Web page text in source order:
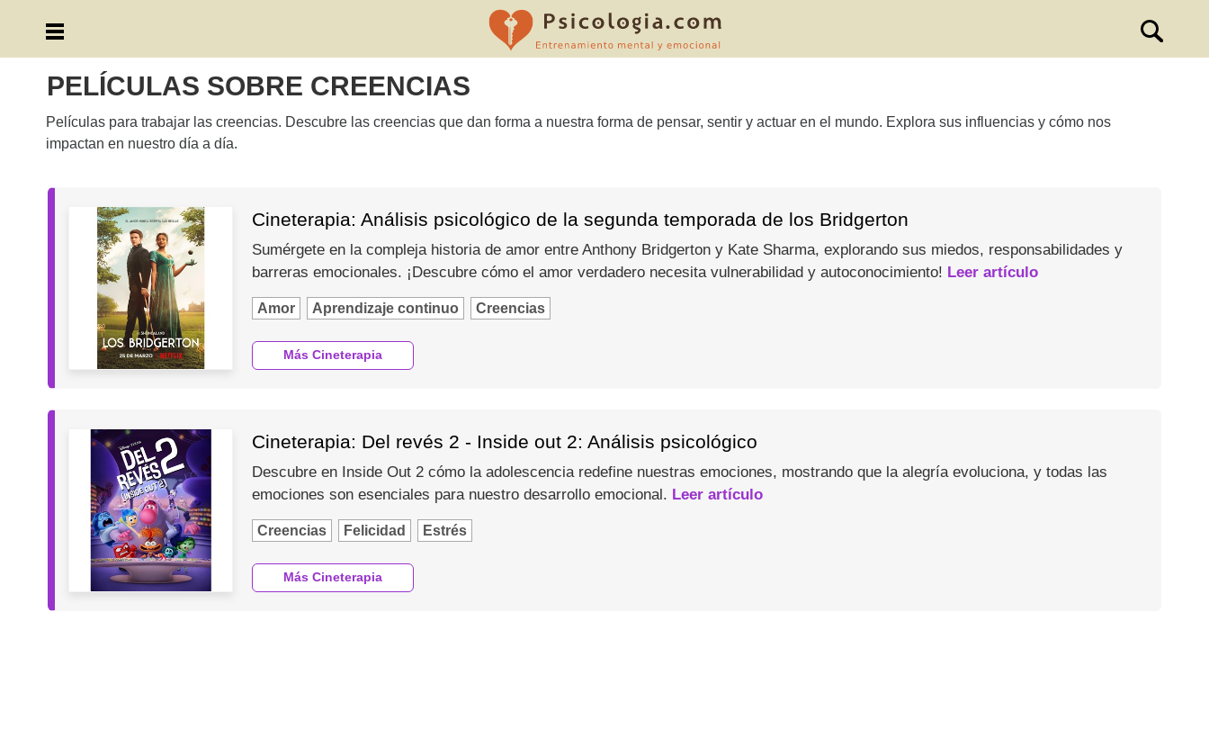
PELÍCULAS SOBRE CREENCIAS
Películas para trabajar las creencias. Descubre las creencias que dan forma a nuestra forma de pensar, sentir y actuar en el mundo. Explora sus influencias y cómo nos
impactan en nuestro día a día.
Cineterapia: Análisis psicológico de la segunda temporada de los Bridgerton
Sumérgete en la compleja historia de amor entre Anthony Bridgerton y Kate Sharma, explorando sus miedos, responsabilidades y
barreras emocionales. ¡Descubre cómo el amor verdadero necesita vulnerabilidad y autoconocimiento! Leer artículo
Amor Aprendizaje continuo Creencias
Más Cineterapia
Cineterapia: Del revés 2 - Inside out 2: Análisis psicológico
Descubre en Inside Out 2 cómo la adolescencia redefine nuestras emociones, mostrando que la alegría evoluciona, y todas las
emociones son esenciales para nuestro desarrollo emocional. Leer artículo
Creencias Felicidad Estrés
Más Cineterapia